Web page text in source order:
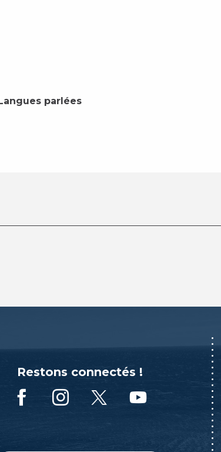
Langues parlées
Langues parlées
Restons connectés !